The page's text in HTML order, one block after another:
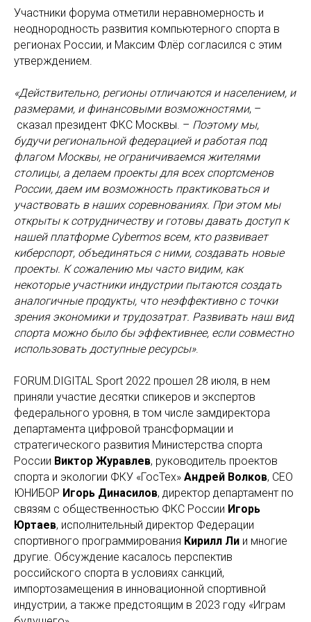
Участники форума отметили неравномерность и
неоднородность развития компьютерного спорта в
регионах России, и Максим Флёр согласился с этим
утверждением.
«Действительно, регионы отличаются и населением, и
размерами, и финансовыми возможностями, –
сказал президент ФКС Москвы. – Поэтому мы,
будучи региональной федерацией и работая под
флагом Москвы, не ограничиваемся жителями
столицы, а делаем проекты для всех спортсменов
России, даем им возможность практиковаться и
участвовать в наших соревнованиях. При этом мы
открыты к сотрудничеству и готовы давать доступ к
нашей платформе Cybermos всем, кто развивает
киберспорт, объединяться с ними, создавать новые
проекты. К сожалению мы часто видим, как
некоторые участники индустрии пытаются создать
аналогичные продукты, что неэффективно с точки
зрения экономики и трудозатрат. Развивать наш вид
спорта можно было бы эффективнее, если совместно
использовать доступные ресурсы».
FORUM.DIGITAL Sport 2022 прошел 28 июля, в нем
приняли участие десятки спикеров и экспертов
федерального уровня, в том числе замдиректора
департамента цифровой трансформации и
стратегического развития Министерства спорта
России Виктор Журавлев, руководитель проектов
спорта и экологии ФКУ «ГосТех» Андрей Волков, СЕО
ЮНИБОР Игорь Динасилов, директор департамент по
связям с общественностью ФКС России Игорь
Юртаев, исполнительный директор Федерации
спортивного программирования Кирилл Ли и многие
другие. Обсуждение касалось перспектив
российского спорта в условиях санкций,
импортозамещения в инновационной спортивной
индустрии, а также предстоящим в 2023 году «Играм